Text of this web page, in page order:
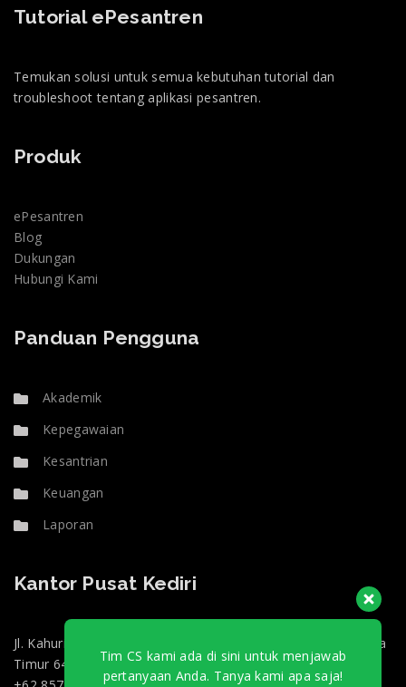
Tutorial ePesantren
Temukan solusi untuk semua kebutuhan tutorial dan
troubleshoot tentang aplikasi pesantren.
Produk
ePesantren
Blog
Dukungan
Hubungi Kami
Panduan Pengguna
Akademik
Kepegawaian
Kesantrian
Keuangan
Laporan
Kantor Pusat Kediri
Jl. Kahuripan 47, Doko, Kec. Ngasem, Kabupaten Kediri, Jawa
Timur 64182
Tim CS kami ada di sini untuk menjawab
pertanyaan Anda. Tanya kami apa saja!